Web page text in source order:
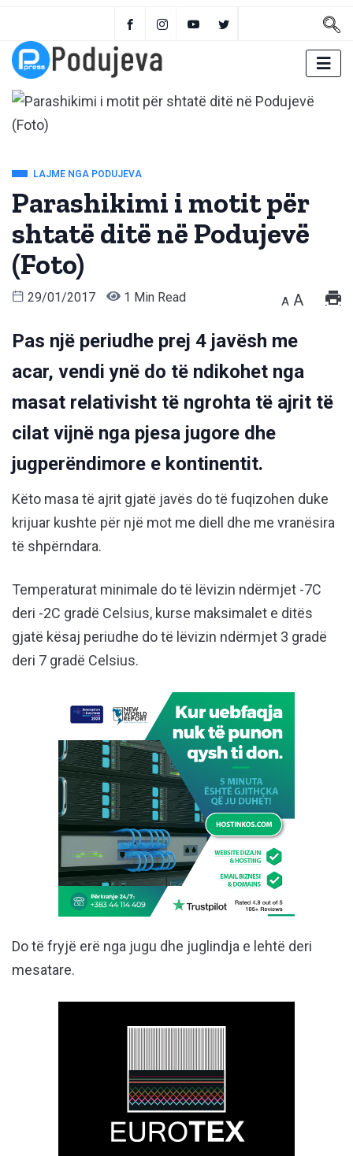
LAJME NGA PODUJEVA
Parashikimi i motit për
shtatë ditë në Podujevë
(Foto)
29/01/2017 1 Min Read A A
Pas një periudhe prej 4 javësh me
acar, vendi ynë do të ndikohet nga
masat relativisht të ngrohta të ajrit të
cilat vijnë nga pjesa jugore dhe
jugperëndimore e kontinentit.
Këto masa të ajrit gjatë javës do të fuqizohen duke
krijuar kushte për një mot me diell dhe me vranësira
të shpërndara.
Temperaturat minimale do të lëvizin ndërmjet -7C
deri -2C gradë Celsius, kurse maksimalet e ditës
gjatë kësaj periudhe do të lëvizin ndërmjet 3 gradë
deri 7 gradë Celsius.
Do të fryjë erë nga jugu dhe juglindja e lehtë deri
mesatare.